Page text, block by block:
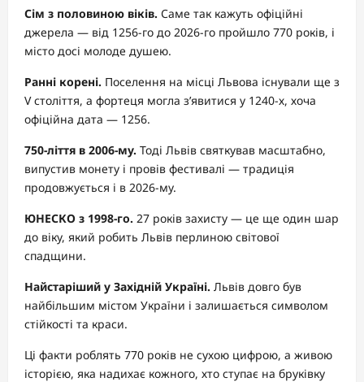
Сім з половиною віків. Саме так кажуть офіційні
джерела — від 1256-го до 2026-го пройшло 770 років, і
місто досі молоде душею.
Ранні корені. Поселення на місці Львова існували ще з
V століття, а фортеця могла з’явитися у 1240-х, хоча
офіційна дата — 1256.
750-ліття в 2006-му. Тоді Львів святкував масштабно,
випустив монету і провів фестивалі — традиція
продовжується і в 2026-му.
ЮНЕСКО з 1998-го. 27 років захисту — це ще один шар
до віку, який робить Львів перлиною світової
спадщини.
Найстаріший у Західній Україні. Львів довго був
найбільшим містом України і залишається символом
стійкості та краси.
Ці факти роблять 770 років не сухою цифрою, а живою
історією, яка надихає кожного, хто ступає на бруківку